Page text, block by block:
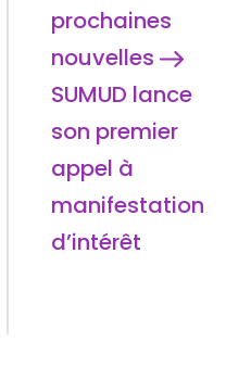
prochaines
nouvelles
SUMUD lance
son premier
appel à
manifestation
d’intérêt